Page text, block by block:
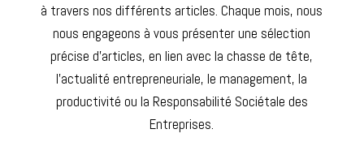
à travers nos différents articles.Chaque mois, nous
nous engageons à vous présenter une sélection
précise d’articles, en lien avec la chasse de tête,
l’actualité entrepreneuriale, le management, la
productivité ou la Responsabilité Sociétale des
Entreprises.